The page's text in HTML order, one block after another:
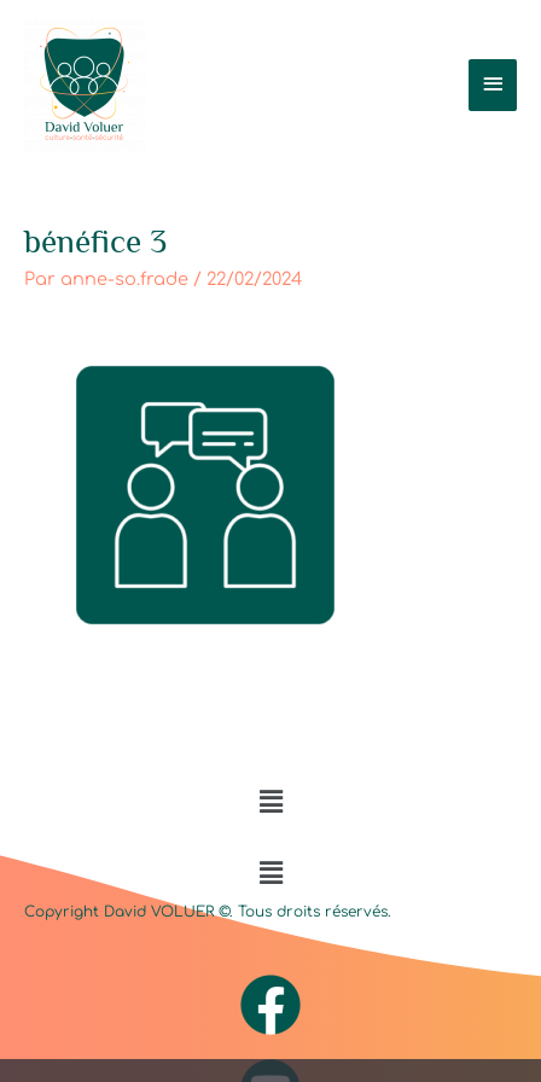
contenu
bénéfice 3
Par anne-so.frade / 22/02/2024
Menu
Menu
Copyright David VOLUER©. Tous droits réservés.